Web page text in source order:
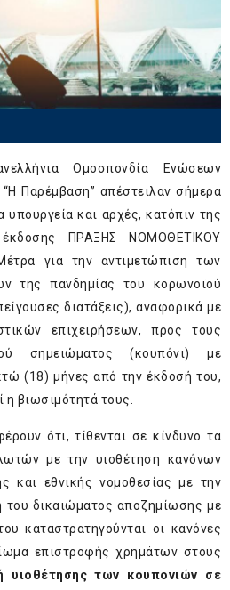
Ομοσπονδία Ενώσεων
Παρέμβαση” απέστειλαν σήμερα
υπουργεία και αρχές, κατόπιν της
ΠΡΑΞΗΣ ΝΟΜΟΘΕΤΙΚΟΥ
για την αντιμετώπιση των
της πανδημίας του κορωνοϊού
διατάξεις), αναφορικά με
επιχειρήσεων, προς τους
σημειώματος (κουπόνι) με
(18) μήνες από την έκδοσή του,
η βιωσιμότητά τους.
ότι, τίθενται σε κίνδυνο τα
με την υιοθέτηση κανόνων
και εθνικής νομοθεσίας με την
του δικαιώματος αποζημίωσης με
καταστρατηγούνται οι κανόνες
επιστροφής χρημάτων στους
υιοθέτησης των κουπονιών σε